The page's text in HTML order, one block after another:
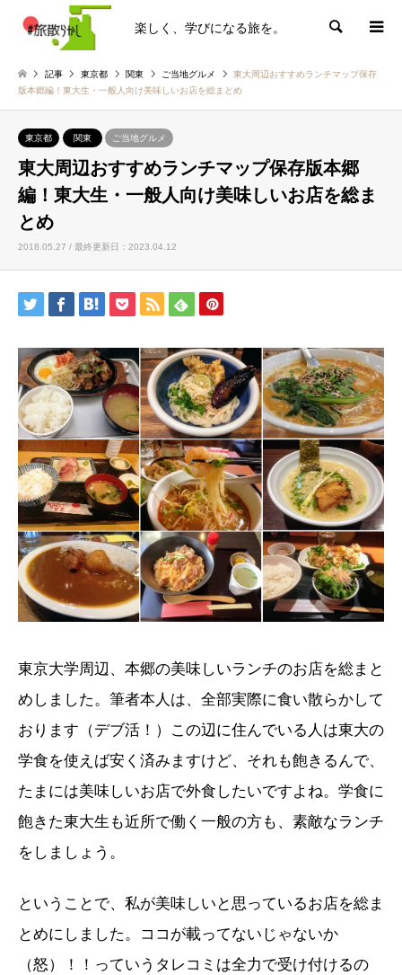
楽しく、学びになる旅を。 検索
記事 東京都 関東 ご当地グルメ
東大周辺おすすめランチマップ保存
版本郷編！東大生・一般人向け美味しいお店を総まとめ
東京都 関東 ご当地グルメ
東大周辺おすすめランチマップ保存版本郷
編！東大生・一般人向け美味しいお店を総ま
とめ
2018.05.27 / 最終更新日：2023.04.12
東京大学周辺、本郷の美味しいランチのお店を総まと
めしました。筆者本人は、全部実際に食い散らかして
おります（デブ活！）この辺に住んでいる人は東大の
学食を使えば安く済みますけど、それも飽きるんで、
たまには美味しいお店で外食したいですよね。学食に
飽きた東大生も近所で働く一般の方も、素敵なランチ
をしましょう。
ということで、私が美味しいと思っているお店を総ま
とめにしました。ココが載ってないじゃないか
（怒）！！っていうタレコミは全力で受け付けるの